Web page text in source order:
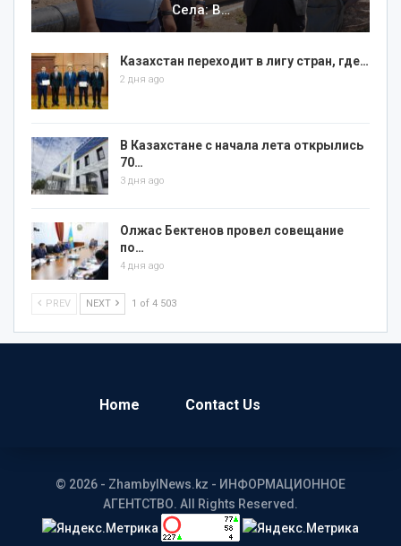
Села: В…
Казахстан переходит в лигу стран, где…
2 дня ago
В Казахстане с начала лета открылись
70…
3 дня ago
Олжас Бектенов провел совещание
по…
4 дня ago
PREV NEXT 1 of 4 503
Home Contact Us
© 2026 - ZhambylNews.kz - ИНФОРМАЦИОННОЕ
АГЕНТСТВО. All Rights Reserved.